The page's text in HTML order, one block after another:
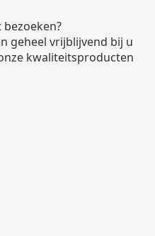
geheel vrijblijvend bij u
kwaliteitsproducten